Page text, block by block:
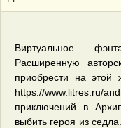
Виртуальное
Расширенную
приобрести на этой
https://www.litres.ru/
приключений в
выбить героя из